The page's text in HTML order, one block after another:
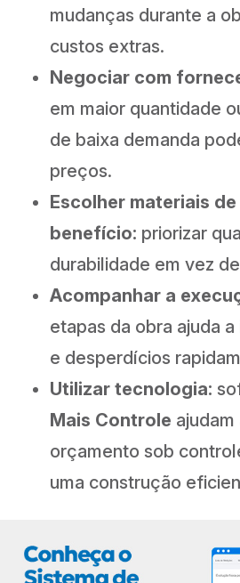
mudanças durante a
custos extras.
Negociar com
em maior quantidade
de baixa demanda
preços.
Escolher materiais
benefício: priorizar
durabilidade em vez
Acompanhar a
etapas da obra ajuda
e desperdícios
Utilizar tecnologia:
Mais Controle
orçamento sob
uma construção